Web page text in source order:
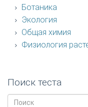
Ботаника
Экология
Общая химия
Физиология
Поиск теста